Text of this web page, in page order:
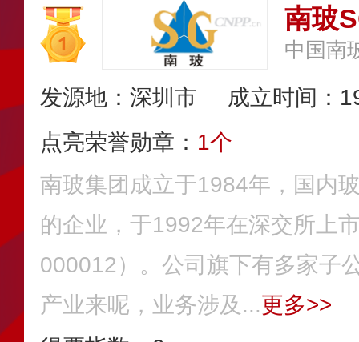
南玻
中国南
发源地：深圳市
成立时间：
点亮荣誉勋章： 1个
南玻集团成立于1984年，国内
的企业，于1992年在深交所上
000012）。公司旗下有多家子
产业来呢，业务涉及...更多>>